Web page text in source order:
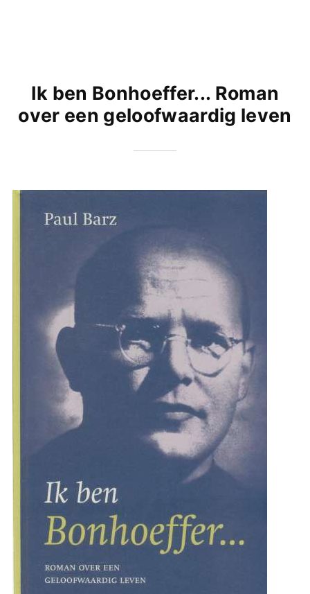
Ik ben Bonhoeffer... Roman
over een geloofwaardig leven